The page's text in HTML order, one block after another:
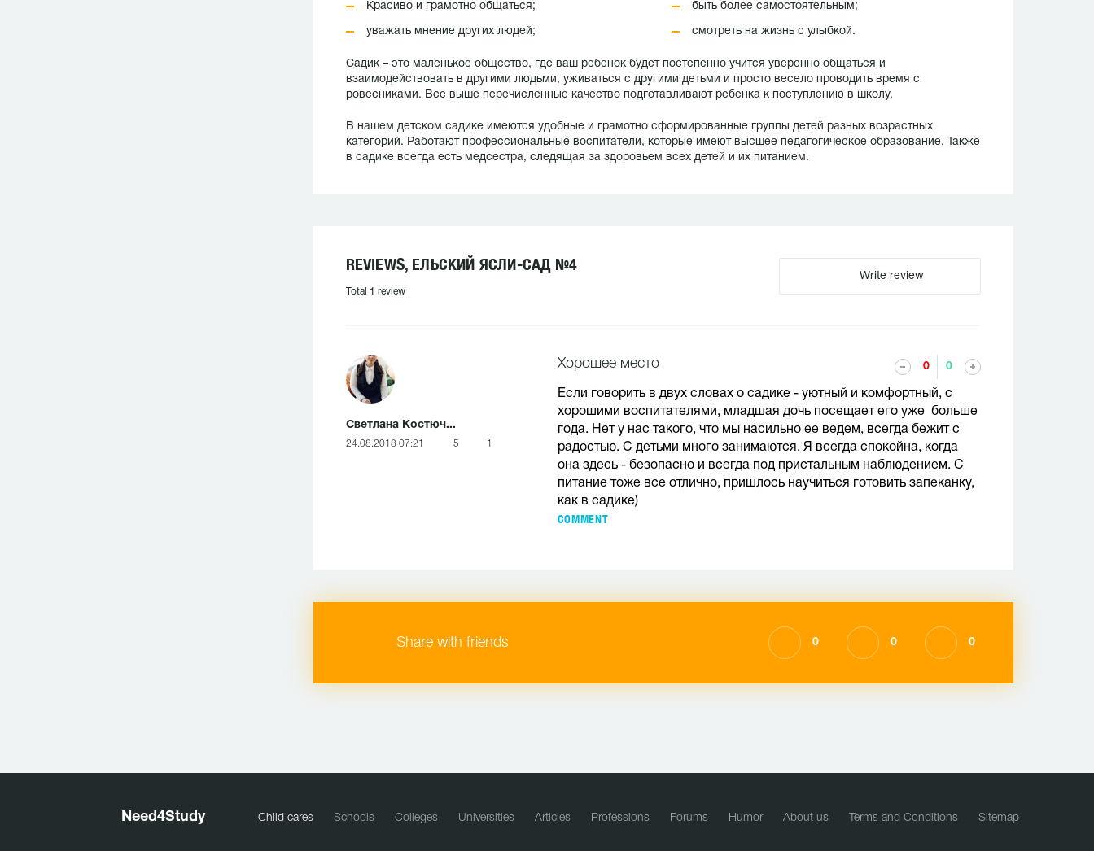
Красиво и грамотно общаться;
уважать мнение других людей;
быть более самостоятельным;
смотреть на жизнь с улыбкой.
Садик – это маленькое общество, где ваш ребенок будет постепенно учится уверенно общаться и
взаимодействовать в другими людьми, уживаться с другими детьми и просто весело проводить время с
ровесниками. Все выше перечисленные качество подготавливают ребенка к поступлению в школу.
В нашем детском садике имеются удобные и грамотно сформированные группы детей разных возрастных
категорий. Работают профессиональные воспитатели, которые имеют высшее педагогическое образование. Также
в садике всегда есть медсестра, следящая за здоровьем всех детей и их питанием.
REVIEWS, ЕЛЬСКИЙ ЯСЛИ-САД №4
Total 1 review
Write review
Светлана Костюч...
24.08.2018 07:21 5 1
Хорошее место 0 0
Если говорить в двух словах о садике - уютный и комфортный, с
хорошими воспитателями, младшая дочь посещает его уже больше
года. Нет у нас такого, что мы насильно ее ведем, всегда бежит с
радостью. С детьми много занимаются. Я всегда спокойна, когда
она здесь - безопасно и всегда под пристальным наблюдением. С
питание тоже все отлично, пришлось научиться готовить запеканку,
как в садике)
COMMENT
Share with friends 0 0 0
Need4Study Child cares Schools Colleges Universities Articles Professions Forums Humor About us Terms and Conditions Sitemap